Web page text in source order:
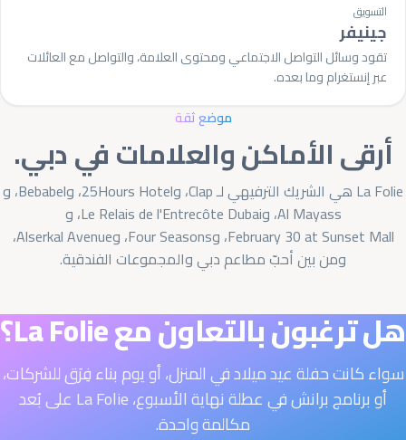
التسويق
جينيفر
تقود وسائل التواصل الاجتماعي ومحتوى العلامة، والتواصل مع العائلات
عبر إنستغرام وما بعده.
موضع ثقة
أرقى الأماكن والعلامات في دبي.
La Folie هي الشريك الترفيهي لـ Clap، و25Hours Hotel، وBebabel، و
Al Mayass، وLe Relais de l'Entrecôte Dubai، و
February 30 at Sunset Mall، وFour Seasons، وAlserkal Avenue،
ومن بين أحبّ مطاعم دبي والمجموعات الفندقية.
هل ترغبون بالتعاون مع La Folie؟
سواء كانت حفلة عيد ميلاد في المنزل، أو يوم بناء فِرَق للشركات،
أو برنامج برانش في عطلة نهاية الأسبوع، La Folie على بُعد
مكالمة واحدة.